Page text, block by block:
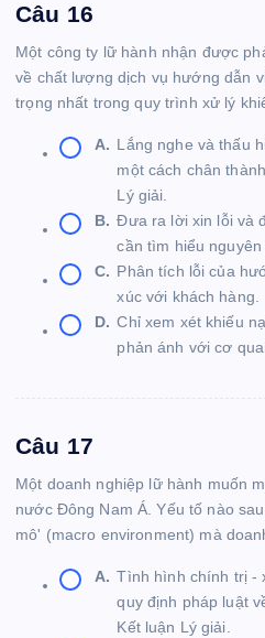
Câu 16
Một công ty lữ hành nhận được
về chất lượng dịch vụ hướng dẫn
trọng nhất trong quy trình xử lý
A. Lắng nghe và thấu
một cách chân
Lý giải.
B. Đưa ra lời xin lỗi và
cần tìm hiểu nguyên
C. Phân tích lỗi của
xúc với khách hàng.
D. Chỉ xem xét khiếu
phản ánh với cơ
Câu 17
Một doanh nghiệp lữ hành muốn
nước Đông Nam Á. Yếu tố nào
mô' (macro environment) mà
A. Tình hình chính trị -
quy định pháp luật
Kết luận Lý giải.